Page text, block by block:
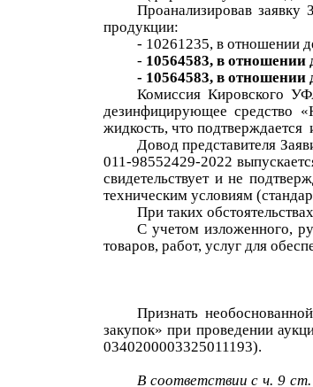
Проанализировав заявку
продукции:
- 10261235, в отношении
- 10564583, в
- 10564583, в
Комиссия Кировского
дезинфицирующее средство
жидкость, что подтверждается
Довод представителя
011-98552429-2022
свидетельствует и не
техническим условиям
При таких
С учетом изложенного,
товаров, работ, услуг для
Признать
закупок» при проведении
0340200003325011193).
В соответствии с ч. 9